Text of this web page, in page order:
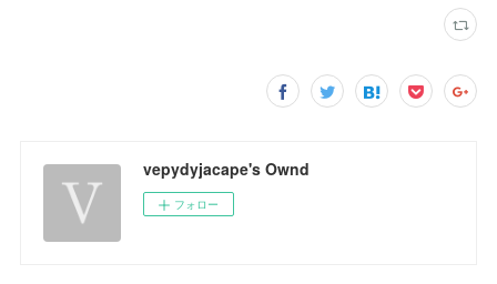
vepydyjacape's Ownd
フォロー